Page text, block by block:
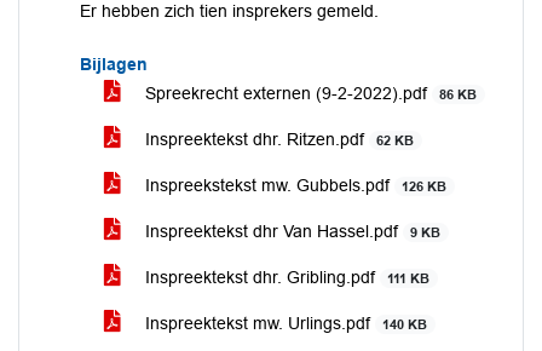
Er hebben zich tien insprekers gemeld.
Bijlagen
Spreekrecht externen (9-2-2022).pdf
86 KB
Inspreektekst dhr. Ritzen.pdf 62 KB
Inspreekstekst mw. Gubbels.pdf 126 KB
Inspreektekst dhr Van Hassel.pdf 9 KB
Inspreektekst dhr. Gribling.pdf 111 KB
Inspreektekst mw. Urlings.pdf 140 KB